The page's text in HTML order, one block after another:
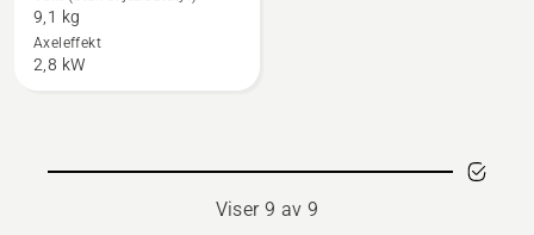
om
555FXT
9,1 kg
Axeleffekt
2,8 kW
Viser 9 av 9